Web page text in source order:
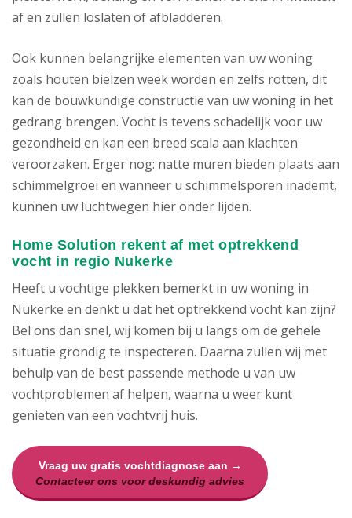
af en zullen loslaten of afbladderen.
Ook kunnen belangrijke elementen van uw woning
zoals houten bielzen week worden en zelfs rotten, dit
kan de bouwkundige constructie van uw woning in het
gedrang brengen. Vocht is tevens schadelijk voor uw
gezondheid en kan een breed scala aan klachten
veroorzaken. Erger nog: natte muren bieden plaats aan
schimmelgroei en wanneer u schimmelsporen inademt,
kunnen uw luchtwegen hier onder lijden.
Home Solution rekent af met optrekkend
vocht in regio Nukerke
Heeft u vochtige plekken bemerkt in uw woning in
Nukerke en denkt u dat het optrekkend vocht kan zijn?
Bel ons dan snel, wij komen bij u langs om de gehele
situatie grondig te inspecteren. Daarna zullen wij met
behulp van de best passende methode u van uw
vochtproblemen af helpen, waarna u weer kunt
genieten van een vochtvrij huis.
Vraag uw gratis vochtdiagnose aan →
Contacteer ons voor deskundig advies